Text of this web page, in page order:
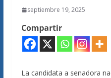
septiembre 19, 2025
Compartir
La candidata a senadora